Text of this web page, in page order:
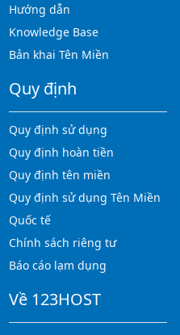
Hướng dẫn
Knowledge Base
Bản khai Tên Miền
Quy định
Quy định sử dụng
Quy định hoàn tiền
Quy định tên miền
Quy định sử dụng Tên Miền
Quốc tế
Chính sách riêng tư
Báo cáo lạm dụng
Về 123HOST